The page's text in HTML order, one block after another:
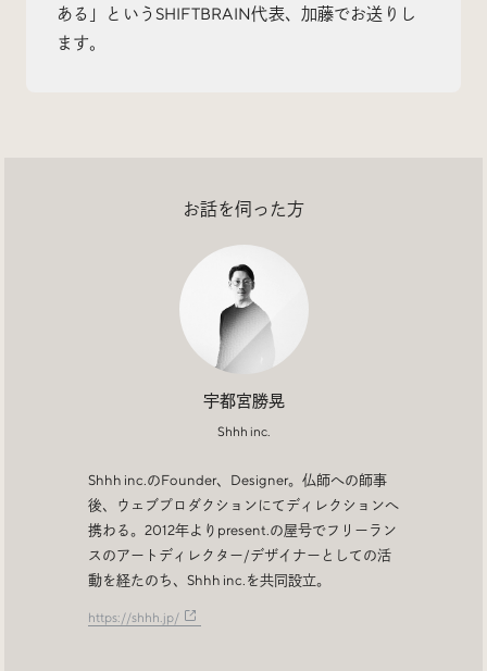
iDID Podcast
Contact
#Webサイト #サイトレビュー
#デジタルデザイン #コミュニティ
ある」というSHIFTBRAIN代表、加藤でお送りし
ます。
お話を伺った方
宇都宮勝晃
Shhh inc.
Shhh inc.のFounder、Designer。仏師への師事
後、ウェブプロダクションにてディレクションへ
携わる。2012年よりpresent.の屋号でフリーラン
スのアートディレクター/デザイナーとしての活
動を経たのち、Shhh inc.を共同設立。
https://shhh.jp/